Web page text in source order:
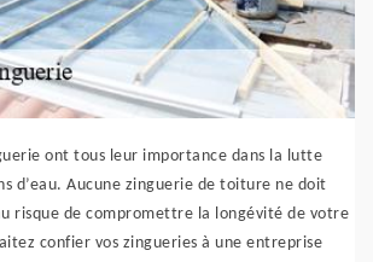
ont tous leur importance dans la lutte
d’eau. Aucune zinguerie de toiture ne doit
risque de compromettre la longévité de votre
confier vos zingueries à une entreprise